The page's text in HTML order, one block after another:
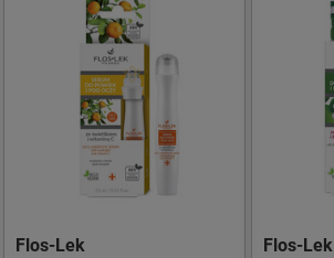
Flos-Lek Flos-Lek